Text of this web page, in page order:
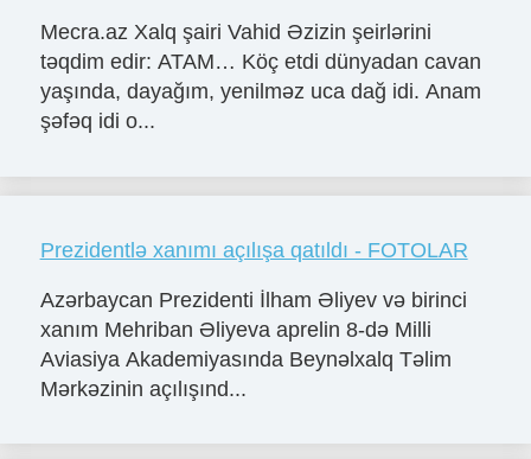
Mecra.az Xalq şairi Vahid Əzizin şeirlərini
təqdim edir: ATAM… Köç etdi dünyadan cavan
yaşında, dayağım, yenilməz uca dağ idi. Anam
şəfəq idi o...
Prezidentlə xanımı açılışa qatıldı - FOTOLAR
Azərbaycan Prezidenti İlham Əliyev və birinci
xanım Mehriban Əliyeva aprelin 8-də Milli
Aviasiya Akademiyasında Beynəlxalq Təlim
Mərkəzinin açılışınd...